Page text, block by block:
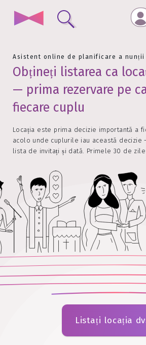
Asistent online de planificare a nunții
Obțineți listarea ca
— prima rezervare pe
fiecare cuplu
Locația este prima decizie importantă a
acolo unde cuplurile iau această decizie
lista de invitați și dată. Primele 30 de
Listați locația